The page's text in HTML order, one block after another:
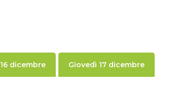
dicembre Giovedì 17 dicembre